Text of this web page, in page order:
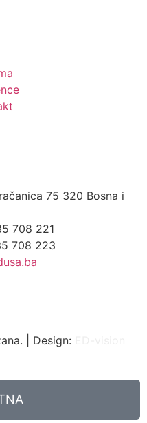
75 320 Bosna i
708 221
708 223
| Design: